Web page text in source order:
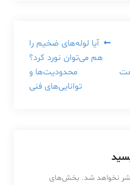
آیا لوله‌های ضخیم را
هم می‌توان نورد کرد؟
محدودیت‌ها و
توانایی‌های فنی
شد. بخش‌های